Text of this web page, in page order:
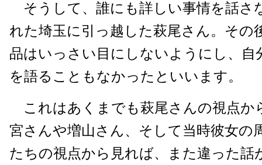
そうして、誰にも詳しい事情を話さ
れた埼玉に引っ越した萩尾さん。その
品はいっさい目にしないようにし、自
を語ることもなかったといいます。
これはあくまでも萩尾さんの視点か
宮さんや増山さん、そして当時彼女の
たちの視点から見れば、また違った話